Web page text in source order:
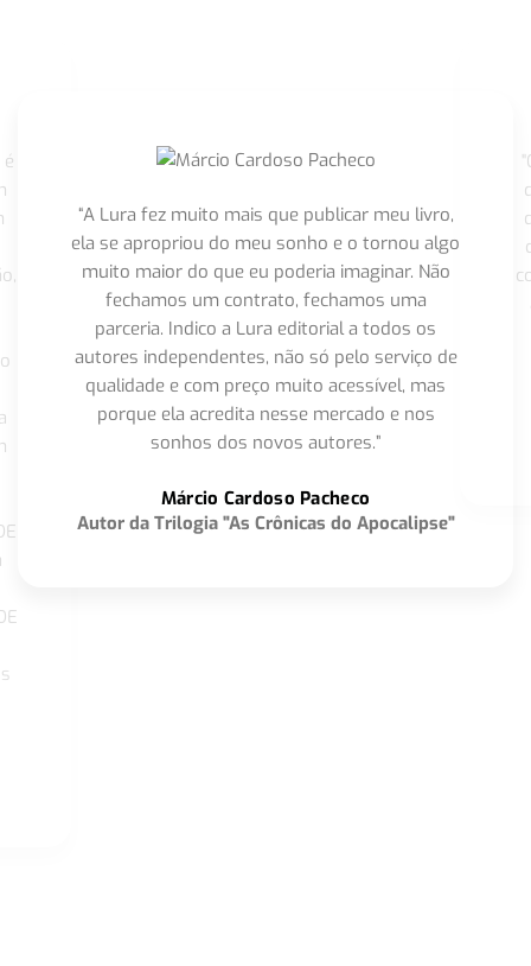
“A Lura fez muito mais que publicar meu livro,
ela se apropriou do meu sonho e o tornou algo
muito maior do que eu poderia imaginar. Não
fechamos um contrato, fechamos uma
parceria. Indico a Lura editorial a todos os
autores independentes, não só pelo serviço de
qualidade e com preço muito acessível, mas
porque ela acredita nesse mercado e nos
sonhos dos novos autores.”
Márcio Cardoso Pacheco
Autor da Trilogia "As Crônicas do Apocalipse"